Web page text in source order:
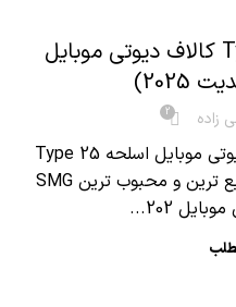
بررسی تخصصی Type 25 کالاف دیوتی موبایل
زاده 2
نقد و بررسی Type 25 کالاف دیوتی موبایل اسلحه Type 25
کالاف دیوتی موبایل یکی از سریع ترین و محبوب ترین SMG
202...